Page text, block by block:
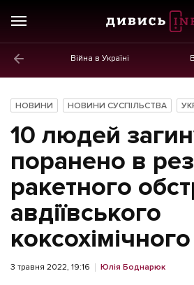
Війна в Україні
Новини
Політика
Економіка
Бізнес
Життя
Культура
Афіша
НОВИНИ НОВИНИ СУСПІЛЬСТВА
10 людей
поранено в
ракетного
авдіївського
3 травня 2022, 19:16 Юлія Боднарюк